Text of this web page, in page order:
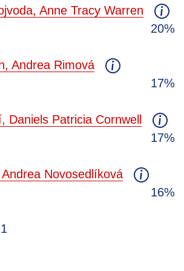
Anne Tracy Warren
20%
Andrea Rimová
17%
Daniels Patricia Cornwell
17%
Novosedlíková
16%